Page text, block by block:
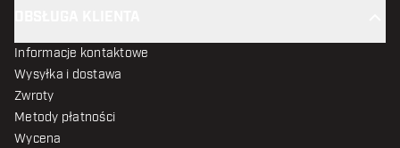
Informacje kontaktowe
Wysyłka i dostawa
Zwroty
Metody płatności
Wycena